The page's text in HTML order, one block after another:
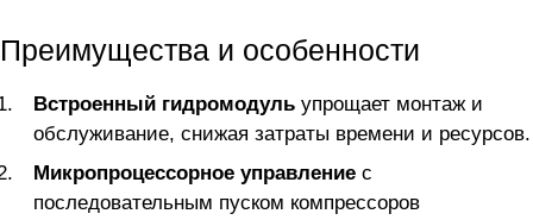
Преимущества и особенности
Встроенный гидромодуль упрощает монтаж и
обслуживание, снижая затраты времени и ресурсов.
Микропроцессорное управление с
последовательным пуском компрессоров